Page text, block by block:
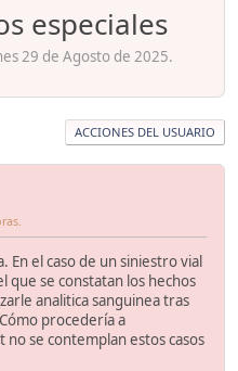
especiales
29 de Agosto de 2025.
ACCIONES DEL USUARIO
En el caso de un siniestro vial
que se constatan los hechos
analitica sanguinea tras
procedería a
se contemplan estos casos